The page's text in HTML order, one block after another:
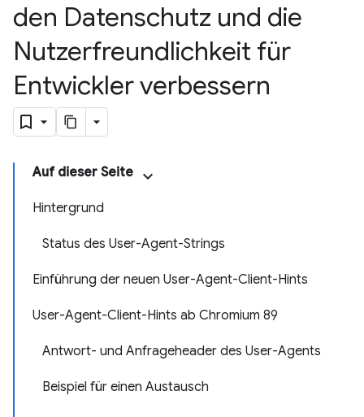
den Datenschutz und die
Nutzerfreundlichkeit für
Entwickler verbessern
Auf dieser Seite
Hintergrund
Status des User-Agent-Strings
Einführung der neuen User-Agent-Client-Hints
User-Agent-Client-Hints ab Chromium 89
Antwort- und Anfrageheader des User-Agents
Beispiel für einen Austausch